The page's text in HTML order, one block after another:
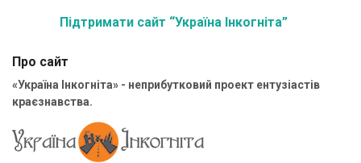
Підтримати сайт “Україна Інкогніта”
Про сайт
«Україна Інкогніта» - неприбутковий проект ентузіастів
краєзнавства.